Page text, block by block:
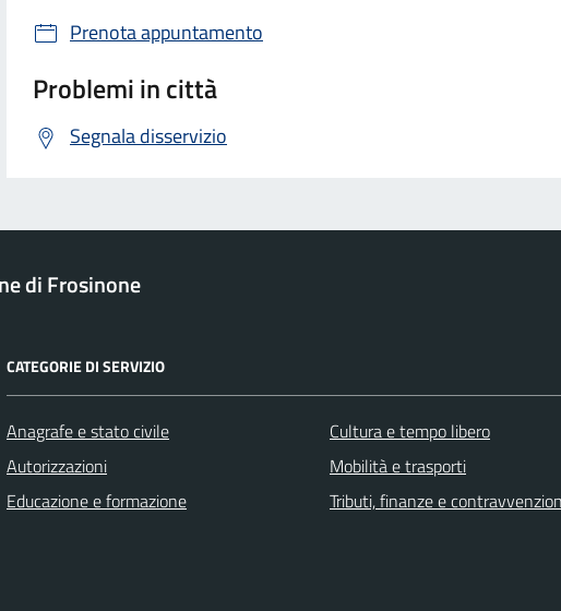
Prenota appuntamento
Problemi in città
Segnala disservizio
di Frosinone
CATEGORIE DI SERVIZIO
Anagrafe e stato civile
Autorizzazioni
Educazione e formazione
Cultura e tempo libero
Mobilità e trasporti
Tributi, finanze e